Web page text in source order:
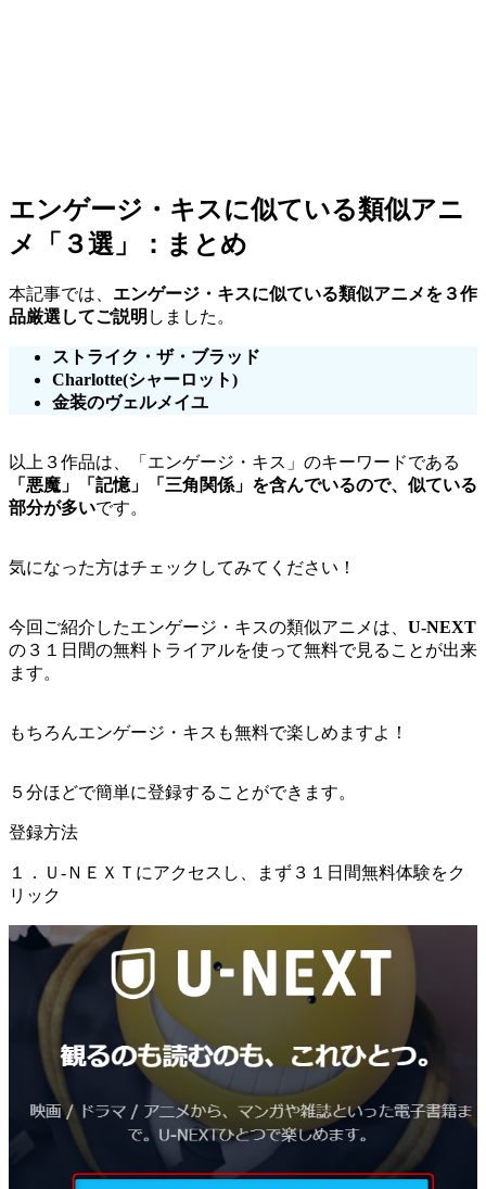
エンゲージ・キスに似ている類似アニ
メ「３選」：まとめ
本記事では、 エンゲージ・キスに似ている類似アニメを３作
品厳選してご説明 しました。
ストライク・ザ・ブラッド
Charlotte(シャーロット)
金装のヴェルメイユ
以上３作品は、「エンゲージ・キス」のキーワードである
「悪魔」「記憶」「三角関係」を含んでいるので、似ている
部分が多いです。
気になった方はチェックしてみてください！
今回ご紹介したエンゲージ・キスの類似アニメは、 U-NEXT
の３１日間の無料トライアルを使って無料で見ることが出来
ます。
もちろんエンゲージ・キスも無料で楽しめますよ！
５分ほどで簡単に登録することができます。
登録方法
１．Ｕ-ＮＥＸＴにアクセスし、まず３１日間無料体験をク
リック